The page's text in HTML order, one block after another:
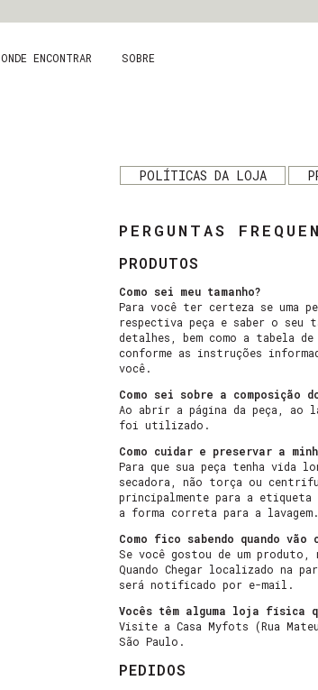
ONDE ENCONTRAR SOBRE
POLÍTICAS DA LOJA
PERGUNTAS
PRODUTOS
Como sei meu tamanho?
Para você ter certeza se uma
respectiva peça e saber o seu
detalhes, bem como a tabela de
conforme as instruções
você.
Como sei sobre a composição
Ao abrir a página da peça, ao
foi utilizado.
Como cuidar e preservar a
Para que sua peça tenha vida
secadora, não torça ou
principalmente para a etiqueta
a forma correta para a lavagem.
Como fico sabendo quando vão
Se você gostou de um produto,
Quando Chegar localizado na
será notificado por e-mail.
Vocês têm alguma loja física
Visite a Casa Myfots (Rua
São Paulo.
PEDIDOS